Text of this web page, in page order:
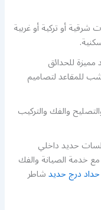
أو تركية أو غربية
للحدائق
للمقاعد لتصاميم
والفك والتركيب
حديد داخلي
خدمة الصيانة والفك
حداد درج حديدشاطر